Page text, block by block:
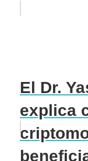
El Dr.
explica